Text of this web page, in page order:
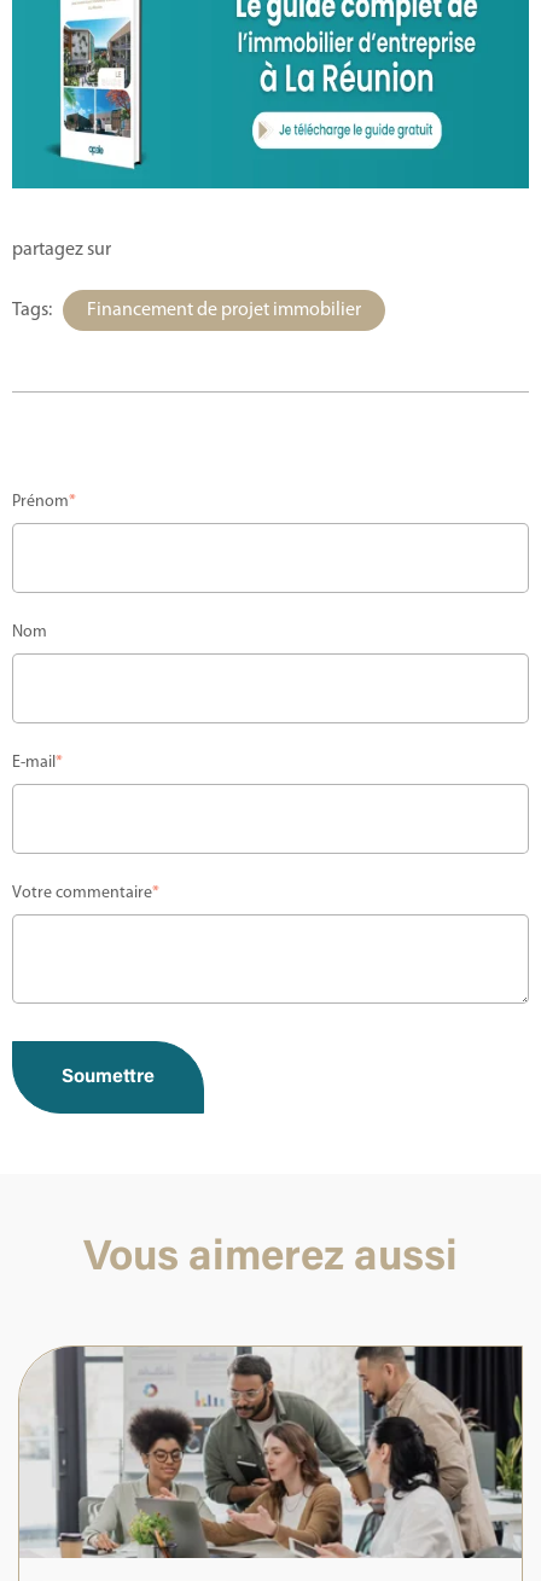
partagez sur
Tags: Financement de projet immobilier
Prénom*
Nom
E-mail*
Votre commentaire*
Vous aimerez aussi